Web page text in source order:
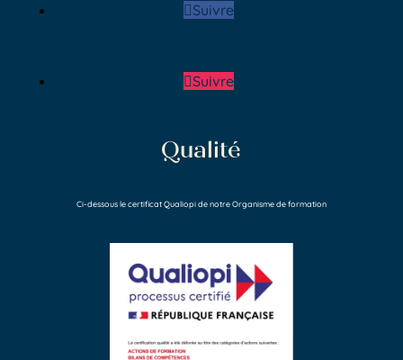
Suivre
Suivre
Qualité
Ci-dessous le certificat Qualiopi de notre Organisme de formation